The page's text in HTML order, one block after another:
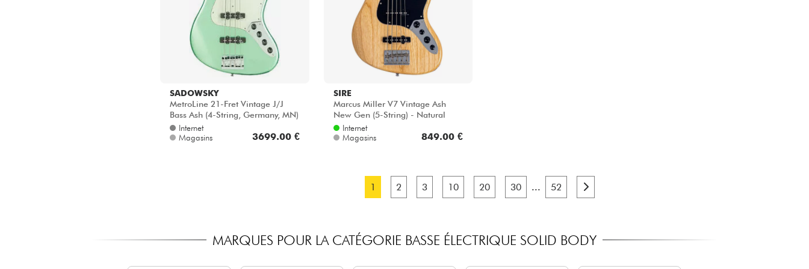
SADOWSKY
MetroLine 21-Fret Vintage J/J
Bass Ash (4-String, Germany, MN)
- Sage green metallic satin
Internet
Magasins
3699.00 €
SIRE
Marcus Miller V7 Vintage Ash
New Gen (5-String) - Natural
Internet
Magasins
849.00 €
1 2 3 10 20 30 ... 52
MARQUES POUR LA CATÉGORIE BASSE ÉLECTRIQUE SOLID BODY